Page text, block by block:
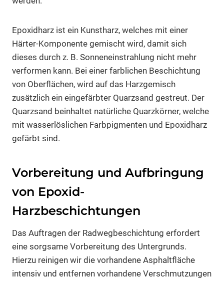
Epoxidharz ist ein Kunstharz, welches mit einer
Härter-Komponente gemischt wird, damit sich
dieses durch z. B. Sonneneinstrahlung nicht mehr
verformen kann. Bei einer farblichen Beschichtung
von Oberflächen, wird auf das Harzgemisch
zusätzlich ein eingefärbter Quarzsand gestreut. Der
Quarzsand beinhaltet natürliche Quarzkörner, welche
mit wasserlöslichen Farbpigmenten und Epoxidharz
gefärbt sind.
Vorbereitung und Aufbringung
von Epoxid-
Harzbeschichtungen
Das Auftragen der Radwegbeschichtung erfordert
eine sorgsame Vorbereitung des Untergrunds.
Hierzu reinigen wir die vorhandene Asphaltfläche
intensiv und entfernen vorhandene Verschmutzungen